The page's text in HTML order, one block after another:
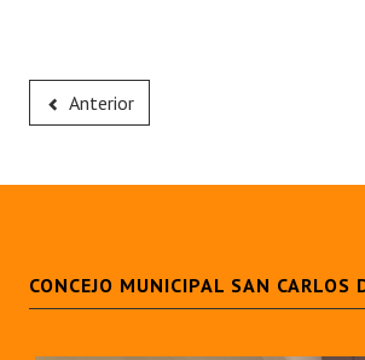
Anterior
CONCEJO MUNICIPAL SAN CARLOS